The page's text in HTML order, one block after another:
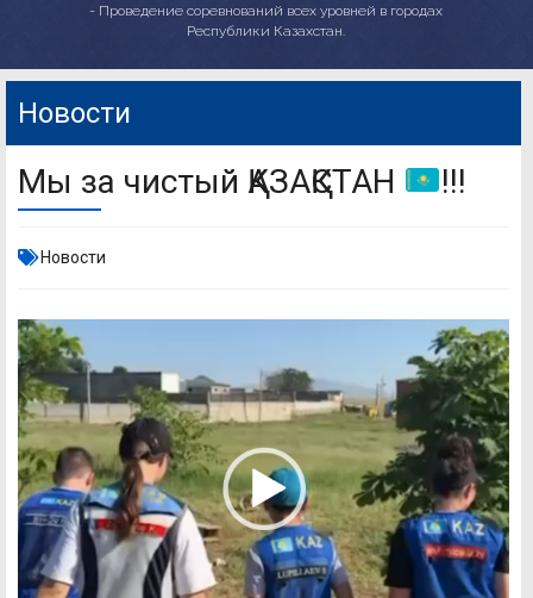
- Проведение соревнований всех уровней в городах
Республики Казахстан.
Новости
Мы за чистый ҚАЗАҚСТАН !!!
Новости